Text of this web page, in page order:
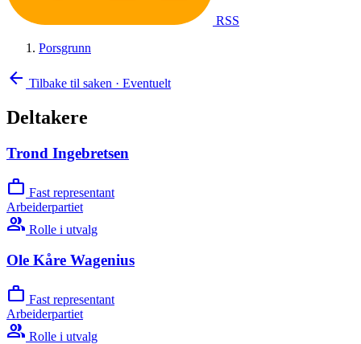
RSS
Porsgrunn
arrow_back Tilbake til saken · Eventuelt
Deltakere
Trond Ingebretsen
work Fast representant
Arbeiderpartiet
group Rolle i utvalg
Ole Kåre Wagenius
work Fast representant
Arbeiderpartiet
group Rolle i utvalg